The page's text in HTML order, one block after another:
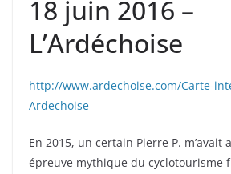
18 juin 2016 –
L’Ardéchoise
http://www.ardechoise.com/Carte-
Ardechoise
En 2015, un certain Pierre P. m’avait
épreuve mythique du cyclotourisme